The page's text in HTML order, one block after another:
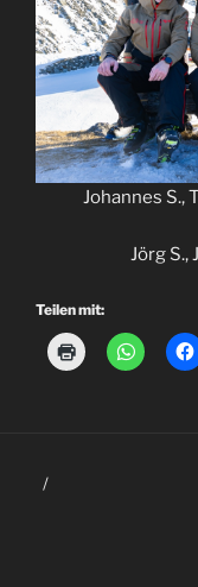
Johannes S.,
Jörg S.,
Teilen mit: